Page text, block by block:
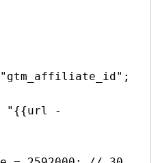
"gtm_affiliate_id";
"{{url -